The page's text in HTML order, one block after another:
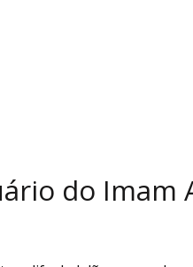
do Imam